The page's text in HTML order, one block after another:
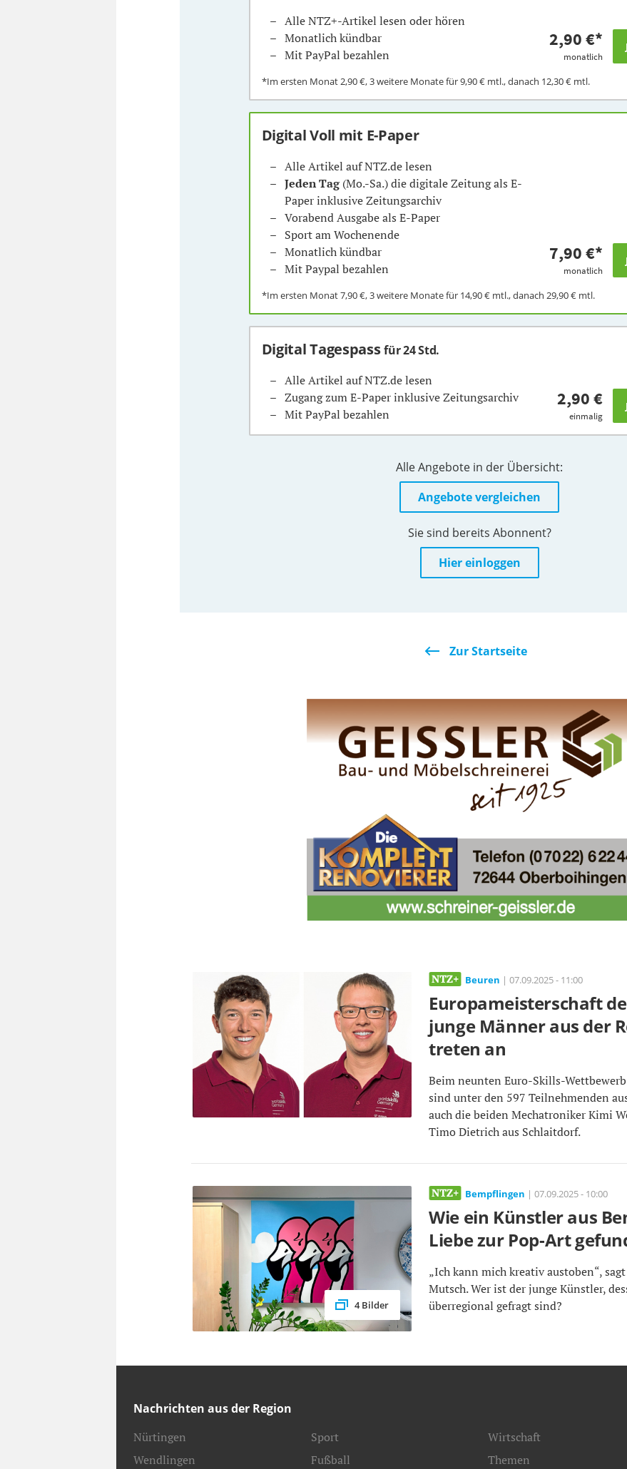
Alle NTZ+-Artikel lesen oder hören
Monatlich kündbar
Mit PayPal bezahlen
2,90 €*
monatlich
*Im ersten Monat2,90 €, 3 weitere Monate für9,90 €mtl., danach 12,30 €mtl.
Digital Voll mit E-Paper
Alle Artikel auf NTZ.de lesen
Jeden Tag(Mo.-Sa.) die digitale Zeitung als E-
Paper inklusive Zeitungsarchiv
Vorabend Ausgabe als E-Paper
Sport am Wochenende
Monatlich kündbar
Mit Paypal bezahlen
7,90 €*
monatlich
*Im ersten Monat7,90 €, 3 weitere Monate für 14,90 €mtl., danach 29,90 €mtl.
Digital Tagespassfür 24 Std.
Alle Artikel auf NTZ.de lesen
Zugang zum E-Paper inklusive Zeitungsarchiv
Mit PayPal bezahlen
2,90 €
einmalig
Alle Angebote in der Übersicht:
Angebote vergleichen
Sie sind bereits Abonnent?
Hier einloggen
Zur Startseite
Beuren | 07.09.2025 - 11:00
Europameisterschaft
junge Männer aus der
treten an
Beim neunten Euro-Skills-
sind unter den 597 Teilnehmenden
auch die beiden Mechatroniker Kimi
Timo Dietrich aus Schlaitdorf.
4 Bilder
Bempflingen | 07.09.2025 - 10:00
Wie ein Künstler aus
Liebe zur Pop-Art
„Ich kann mich kreativ austoben“,
Mutsch. Wer ist der junge Künstler,
überregional gefragt sind?
Nachrichten aus der Region
Nürtingen
Wendlingen
Sport
Fußball
Wirtschaft
Themen